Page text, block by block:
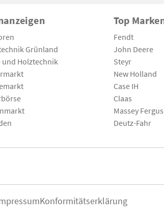
Grünland
und Holztechnik
Top
Fendt
John Deere
Steyr
New Holland
Case IH
Claas
Massey
Deutz-Fahr
Konformitätserklärung